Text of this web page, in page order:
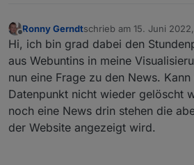
Offline
Ronny Gerndtschrieb am 15. Juni
zuletzt editiert von
Hi, ich bin grad dabei den
aus Webuntins in meine
nun eine Frage zu den News.
Datenpunkt nicht wieder gelöscht
noch eine News drin stehen die
der Website angezeigt wird.